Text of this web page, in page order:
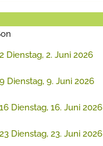
2 Dienstag, 2. Juni 2026
9 Dienstag, 9. Juni 2026
16 Dienstag, 16. Juni 2026
23 Dienstag, 23. Juni 2026